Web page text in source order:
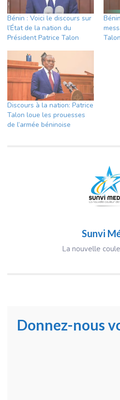
Bénin : Voici le discours sur
l’État de la nation du
Président Patrice Talon
Discours à la nation: Patrice
Talon loue les prouesses
de l’armée béninoise
Sunvi
La nouvelle
Donnez-nous